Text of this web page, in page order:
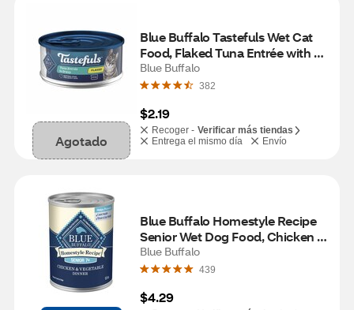
Agotado
Blue Buffalo Tastefuls Wet Cat
Food, Flaked Tuna Entrée with
Gravy, 5.5 oz
Blue Buffalo
382
$2.19
Recoger - Verificar más tiendas
Entrega el mismo día
Envío
Blue Buffalo Homestyle Recipe
Senior Wet Dog Food, Chicken &
Vegetable Dinner, 12.5 oz
Blue Buffalo
439
$4.29